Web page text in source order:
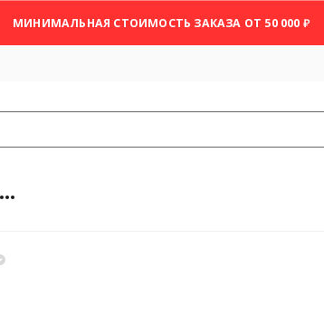
МИНИМАЛЬНАЯ СТОИМОСТЬ ЗАКАЗА ОТ 50 000 ₽